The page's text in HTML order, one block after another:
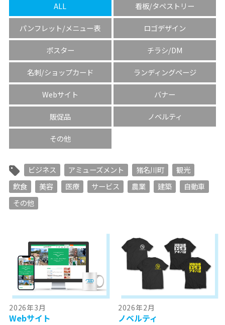
ALL 看板/タペストリー
パンフレット/メニュー表 ロゴデザイン
ポスター チラシ/DM
名刺/ショップカード ランディングページ
Webサイト バナー
販促品 ノベルティ
その他
ビジネス アミューズメント 猪名川町
観光
飲食
美容 医療 サービス 農業 建築
自動車
その他
2026年3月
Webサイト
2026年2月
ノベルティ